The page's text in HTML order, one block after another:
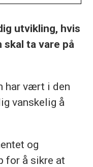
utvikling, hvis
ta vare på
har vært i den
vanskelig å
og
for å sikre at